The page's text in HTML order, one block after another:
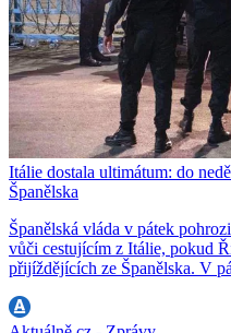
Itálie dostala ultimátum: do
Španělska
Španělská vláda v pátek
vůči cestujícím z Itálie, pokud
přijíždějících ze Španělska. V